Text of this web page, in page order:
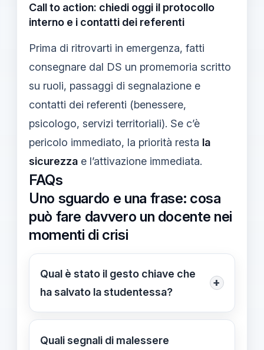
Call to action: chiedi oggi il protocollo
interno e i contatti dei referenti
Prima di ritrovarti in emergenza, fatti
consegnare dal DS un promemoria scritto
su ruoli, passaggi di segnalazione e
contatti dei referenti (benessere,
psicologo, servizi territoriali). Se c’è
pericolo immediato, la priorità resta la
sicurezza e l’attivazione immediata.
FAQs
Uno sguardo e una frase: cosa
può fare davvero un docente nei
momenti di crisi
Qual è stato il gesto chiave che
ha salvato la studentessa?
+
Fermarsi, guardarla davvero e usare
un gesto umano: una mano sulla
Quali segnali di malessere